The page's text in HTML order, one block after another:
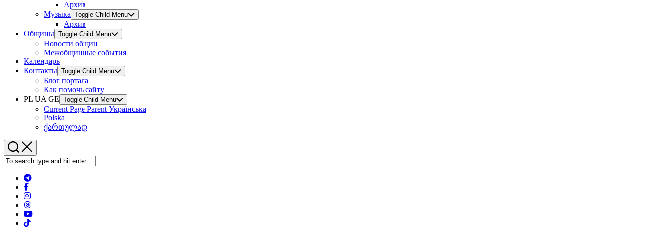
Архив
Музыка Toggle Child Menu
Архив
Общины Toggle Child Menu
Новости общин
Межобщинные события
Календарь
Контакты Toggle Child Menu
Блог портала
Как помочь сайту
PL UA GE Toggle Child Menu
Current Page Parent Українська
Polska
ქართულად